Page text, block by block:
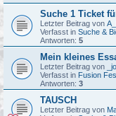
Suche 1 Ticket
Letzter Beitrag von
Verfasst in Suche &
Antworten: 5
Mein kleines
Letzter Beitrag von
Verfasst in Fusion
Antworten: 3
TAUSCH
Letzter Beitrag von